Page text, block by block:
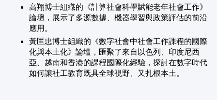
高翔博士組織的《計算社會科學賦能老年社會工作》
論壇，展示了多源數據、機器學習與政策評估的前沿
應用。
黃匡忠博士組織的《數字社會中社會工作課程的國際
化與本土化》論壇，匯聚了來自以色列、印度尼西
亞、越南和香港的課程國際化經驗，探討在數字時代
如何讓社工教育既具全球視野、又扎根本土。